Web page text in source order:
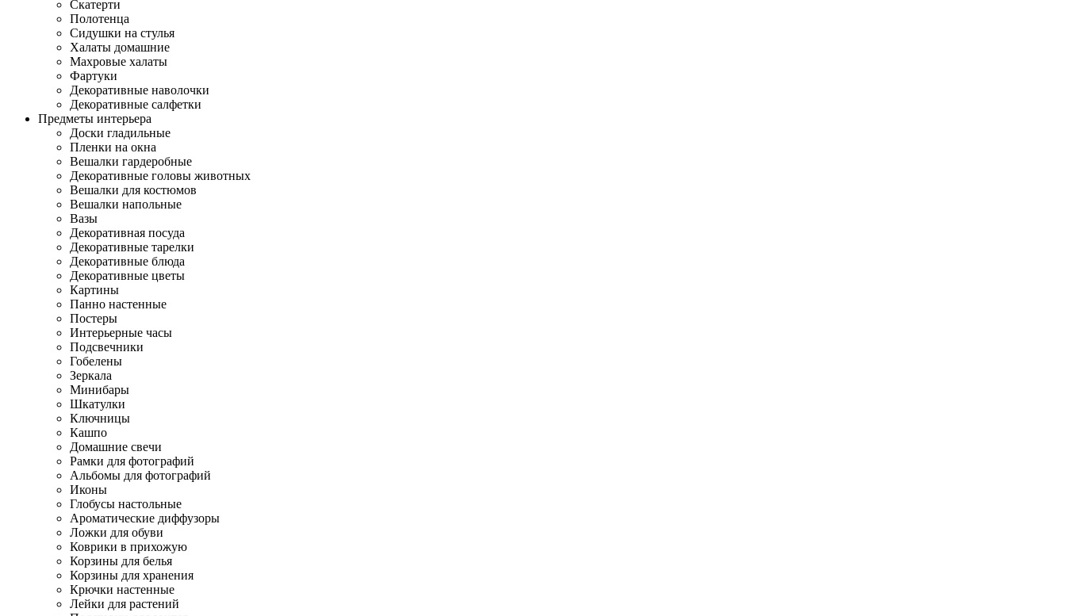
Скатерти
Полотенца
Сидушки на стулья
Халаты домашние
Махровые халаты
Фартуки
Декоративные наволочки
Декоративные салфетки
Предметы интерьера
Доски гладильные
Пленки на окна
Вешалки гардеробные
Декоративные головы животных
Вешалки для костюмов
Вешалки напольные
Вазы
Декоративная посуда
Декоративные тарелки
Декоративные блюда
Декоративные цветы
Картины
Панно настенные
Постеры
Интерьерные часы
Подсвечники
Гобелены
Зеркала
Минибары
Шкатулки
Ключницы
Кашпо
Домашние свечи
Рамки для фотографий
Альбомы для фотографий
Иконы
Глобусы настольные
Ароматические диффузоры
Ложки для обуви
Коврики в прихожую
Корзины для белья
Корзины для хранения
Крючки настенные
Лейки для растений